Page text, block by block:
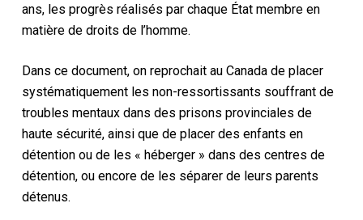
ans, les progrès réalisés par chaque État membre en
matière de droits de l’homme.
Dans ce document, on reprochait au Canada de placer
systématiquement les non-ressortissants souffrant de
troubles mentaux dans des prisons provinciales de
haute sécurité, ainsi que de placer des enfants en
détention ou de les « héberger » dans des centres de
détention, ou encore de les séparer de leurs parents
détenus.